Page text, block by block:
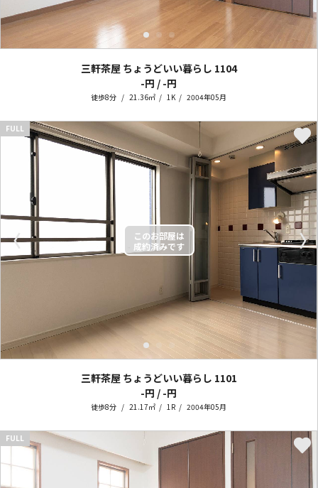
三軒茶屋 ちょうどいい暮らし 1104
-円 / -円
徒歩8分 21.36㎡ 1K 2004年05月
〈 〉
FULL
三軒茶屋 ちょうどいい暮らし 1101
-円 / -円
徒歩8分 21.17㎡ 1R 2004年05月
FULL